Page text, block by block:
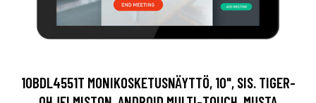
10BDL4551T MONIKOSKETUSNÄYTTÖ, 10", SIS. TIGER-